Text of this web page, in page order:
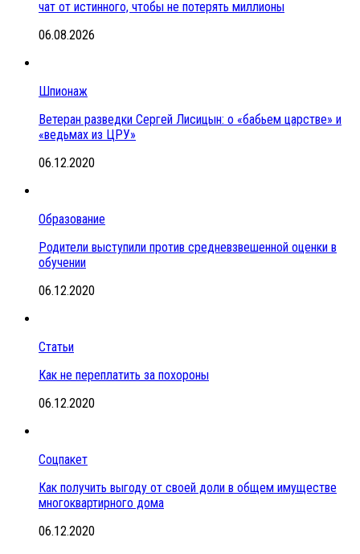
чат от истинного, чтобы не потерять миллионы
06.08.2026
Шпионаж
Ветеран разведки Сергей Лисицын: о «бабьем царстве» и
«ведьмах из ЦРУ»
06.12.2020
Образование
Родители выступили против средневзвешенной оценки в
обучении
06.12.2020
Статьи
Как не переплатить за похороны
06.12.2020
Соцпакет
Как получить выгоду от своей доли в общем имуществе
многоквартирного дома
06.12.2020